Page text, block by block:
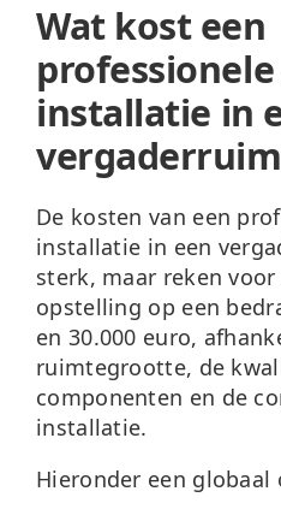
Wat kost een
professionele
installatie in
De kosten van een
installatie in een
sterk, maar reken
opstelling op een
en 30.000 euro,
ruimtegrootte, de
componenten en de
installatie.
Hieronder een globaal